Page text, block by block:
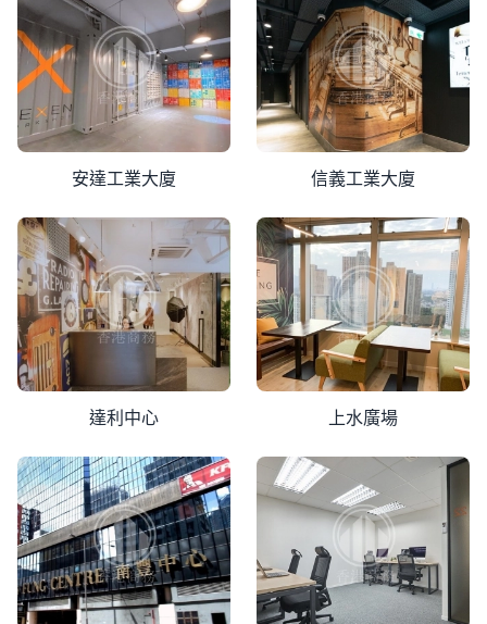
安達工業大廈 信義工業大廈
達利中心 上水廣場